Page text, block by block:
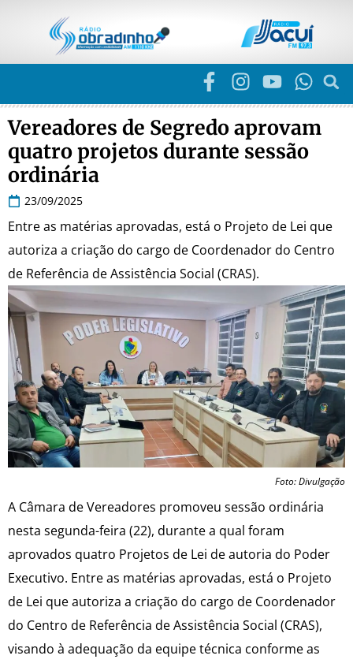
Vereadores de Segredo aprovam
quatro projetos durante sessão
ordinária
23/09/2025
Entre as matérias aprovadas, está o Projeto de Lei que
autoriza a criação do cargo de Coordenador do Centro
de Referência de Assistência Social (CRAS).
Foto: Divulgação
A Câmara de Vereadores promoveu sessão ordinária
nesta segunda-feira (22), durante a qual foram
aprovados quatro Projetos de Lei de autoria do Poder
Executivo. Entre as matérias aprovadas, está o Projeto
de Lei que autoriza a criação do cargo de Coordenador
do Centro de Referência de Assistência Social (CRAS),
visando à adequação da equipe técnica conforme as